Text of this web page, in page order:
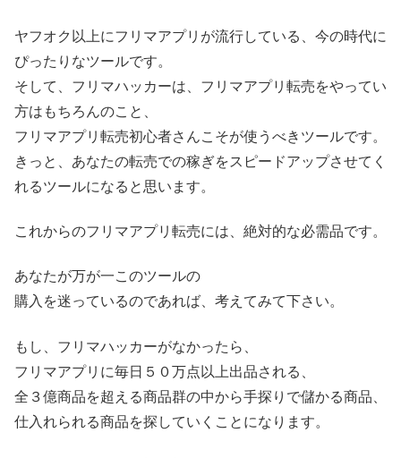
ヤフオク以上にフリマアプリが流行している、今の時代に
ぴったりなツールです。
そして、フリマハッカーは、フリマアプリ転売をやってい
方はもちろんのこと、
フリマアプリ転売初心者さんこそが使うべきツールです。
きっと、あなたの転売での稼ぎをスピードアップさせてく
れるツールになると思います。
これからのフリマアプリ転売には、絶対的な必需品です。
あなたが万が一このツールの
購入を迷っているのであれば、考えてみて下さい。
もし、フリマハッカーがなかったら、
フリマアプリに毎日５０万点以上出品される、
全３億商品を超える商品群の中から手探りで儲かる商品、
仕入れられる商品を探していくことになります。